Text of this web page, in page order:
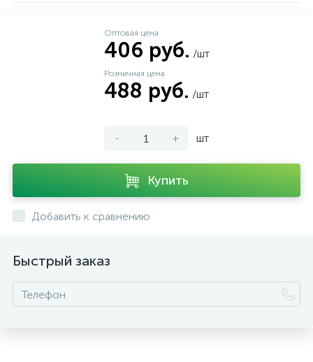
Оптовая цена
406 руб. /шт
Розничная цена
488 руб. /шт
- + шт
Купить
Добавить к сравнению
Быстрый заказ